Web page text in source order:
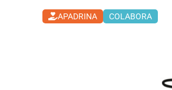
APADRINA COLABORA